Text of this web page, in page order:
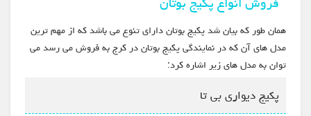
همان طور که بیان شد پکیج بوتان دارای تنوع می باشد که از مهم ترین
مدل های آن که در نمایندگی پکیج بوتان در کرج به فروش می رسد می
توان به مدل های زیر اشاره کرد:
پکیج دیواری بی تا